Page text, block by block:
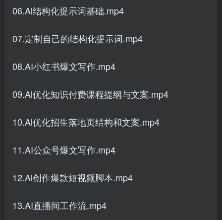
06.Al结构化提示词基础.mp4
07.定制自己的结构化提示词.mp4
08.AI小红书爆文写作.mp4
09.Al优化知识付费课程提纲与文案.mp4
10.Al优化招生落地页结构和文案.mp4
11.AI公众号爆文写作.mp4
12.Al创作爆款短视频脚本.mp4
13.AI直播间工作流.mp4